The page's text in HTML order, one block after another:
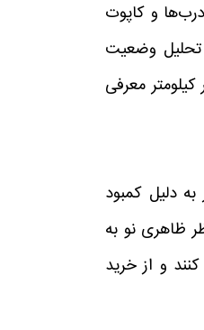
و کاپوت
تحلیل وضعیت
معرفی
دلیل کمبود
ظاهری نو به
و از خرید